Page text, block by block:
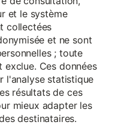
et le système
collectées
et ne sont
; toute
exclue. Ces données
l'analyse statistique
résultats de ces
mieux adapter les
destinataires.